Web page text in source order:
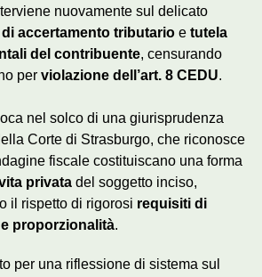
nuovamente sul delicato
accertamento tributario e tutela
del contribuente, censurando
per violazione dell’art. 8 CEDU.
nel solco di una giurisprudenza
Corte di Strasburgo, che riconosce
fiscale costituiscano una forma
privata del soggetto inciso,
il rispetto di rigorosi requisiti di
proporzionalità.
per una riflessione di sistema sul